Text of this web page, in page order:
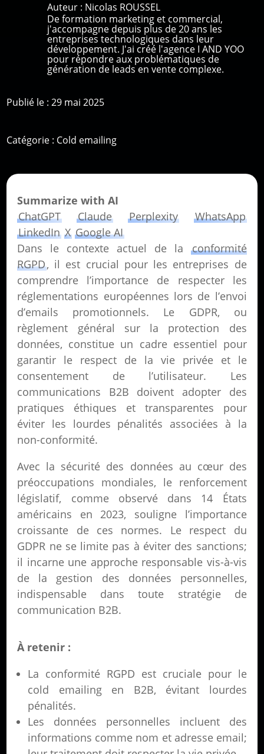
Auteur : Nicolas ROUSSEL
De formation marketing et commercial,
j'accompagne depuis plus de 20 ans les
entreprises technologiques dans leur
développement. J'ai créé l'agence I AND YOO
pour répondre aux problématiques de
génération de leads en vente complexe.
Publié le : 29 mai 2025
Catégorie : Cold emailing
Summarize with AI
ChatGPT
Claude Perplexity
WhatsApp
LinkedIn X Google AI
Dans le contexte actuel de la conformité
RGPD, il est crucial pour les entreprises de
comprendre l’importance de respecter les
réglementations européennes lors de l’envoi
d’emails promotionnels. Le GDPR, ou
règlement général sur la protection des
données, constitue un cadre essentiel pour
garantir le respect de la vie privée et le
consentement de l’utilisateur. Les
communications B2B doivent adopter des
pratiques éthiques et transparentes pour
éviter les lourdes pénalités associées à la
non-conformité.
Avec la sécurité des données au cœur des
préoccupations mondiales, le renforcement
législatif, comme observé dans 14 États
américains en 2023, souligne l’importance
croissante de ces normes. Le respect du
GDPR ne se limite pas à éviter des sanctions;
il incarne une approche responsable vis-à-vis
de la gestion des données personnelles,
indispensable dans toute stratégie de
communication B2B.
À retenir :
La conformité RGPD est cruciale pour le
cold emailing en B2B, évitant lourdes
pénalités.
Les données personnelles incluent des
informations comme nom et adresse email;